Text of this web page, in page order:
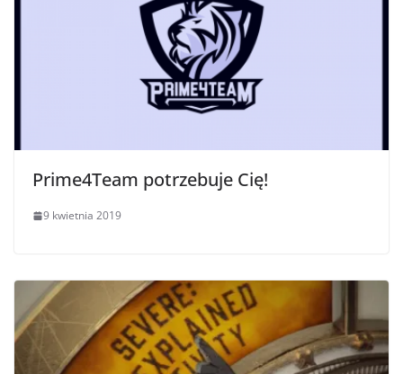
Prime4Team potrzebuje Cię!
9 kwietnia 2019